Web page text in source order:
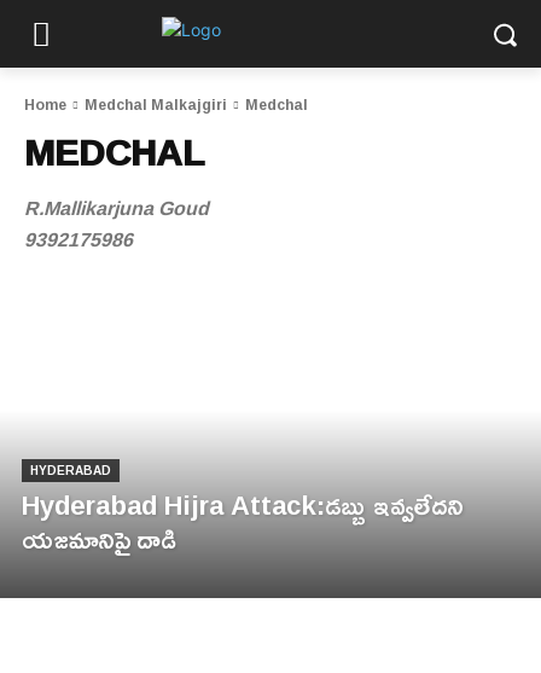
Home Medchal Malkajgiri Medchal
MEDCHAL
R.Mallikarjuna Goud
9392175986
HYDERABAD
Hyderabad Hijra Attack:డబ్బు ఇవ్వలేదని
యజమానిపై దాడి